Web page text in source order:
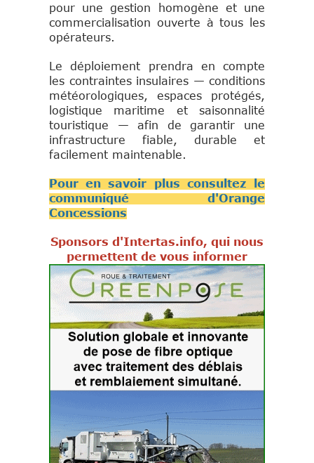
pour une gestion homogène et une
commercialisation ouverte à tous les
opérateurs.
Le déploiement prendra en compte
les contraintes insulaires — conditions
météorologiques, espaces protégés,
logistique maritime et saisonnalité
touristique — afin de garantir une
infrastructure fiable, durable et
facilement maintenable.
Pour en savoir plus consultez le
communiqué d'Orange
Concessions
Sponsors d'Intertas.info, qui nous
permettent de vous informer